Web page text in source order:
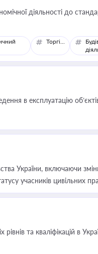
діяльності до
Торгівля
в експлуатацію
України, включаючи
учасників цивільних
та кваліфікацій в